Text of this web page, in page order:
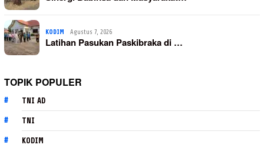
KODIM Agustus 7, 2026
Latihan Pasukan Paskibraka di …
TOPIK POPULER
TNI AD
TNI
KODIM